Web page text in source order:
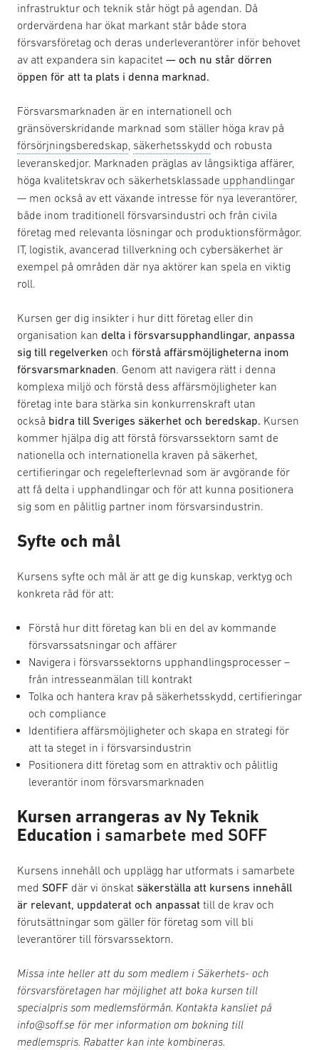
infrastruktur och teknik står högt på agendan. Då
ordervärdena har ökat markant står både stora
försvarsföretag och deras underleverantörer inför behovet
av att expandera sin kapacitet — och nu står dörren
öppen för att ta plats i denna marknad.
Försvarsmarknaden är en internationell och
gränsöverskridande marknad som ställer höga krav på
försörjningsberedskap säkerhetsskydd och robusta
leveranskedjor. Marknaden präglas av långsiktiga affärer,
höga kvalitetskrav och säkerhetsklassade upphandlingar
— men också av ett växande intresse för nya leverantörer,
både inom traditionell försvarsindustri och från civila
företag med relevanta lösningar och produktionsförmågor.
IT, logistik, avancerad tillverkning och cybersäkerhet är
exempel på områden där nya aktörer kan spela en viktig
roll.
Kursen ger dig insikter i hur ditt företag eller din
organisation kan delta i försvarsupphandlingar, anpassa
sig till regelverken och förstå affärsmöjligheterna inom
försvarsmarknaden. Genom att navigera rätt i denna
komplexa miljö och förstå dess affärsmöjligheter kan
företag inte bara stärka sin konkurrenskraft utan
också bidra till Sveriges säkerhet och beredskap. Kursen
kommer hjälpa dig att förstå försvarssektorn samt de
nationella och internationella kraven på säkerhet,
certifieringar och regelefterlevnad som är avgörande för
att få delta i upphandlingar och för att kunna positionera
sig som en pålitlig partner inom försvarsindustrin.
Syfte och mål
Kursens syfte och mål är att ge dig kunskap, verktyg och
konkreta råd för att:
Förstå hur ditt företag kan bli en del av kommande
försvarssatsningar och affärer
Navigera i försvarssektorns upphandlingsprocesser –
från intresseanmälan till kontrakt
Tolka och hantera krav på säkerhetsskydd, certifieringar
och compliance
Identifiera affärsmöjligheter och skapa en strategi för
att ta steget in i försvarsindustrin
Positionera ditt företag som en attraktiv och pålitlig
leverantör inom försvarsmarknaden
Kursen arrangeras av Ny Teknik
Education i samarbete med SOFF
Kursens innehåll och upplägg har utformats i samarbete
med SOFF där vi önskat säkerställa att kursens innehåll
är relevant, uppdaterat och anpassat till de krav och
förutsättningar som gäller för företag som vill bli
leverantörer till försvarssektorn.
Missa inte heller att du som medlem i Säkerhets- och
försvarsföretagen har möjlighet att boka kursen till
specialpris som medlemsförmån. Kontakta kansliet på
info@soff.se för mer information om bokning till
medlemspris. Rabatter kan inte kombineras.